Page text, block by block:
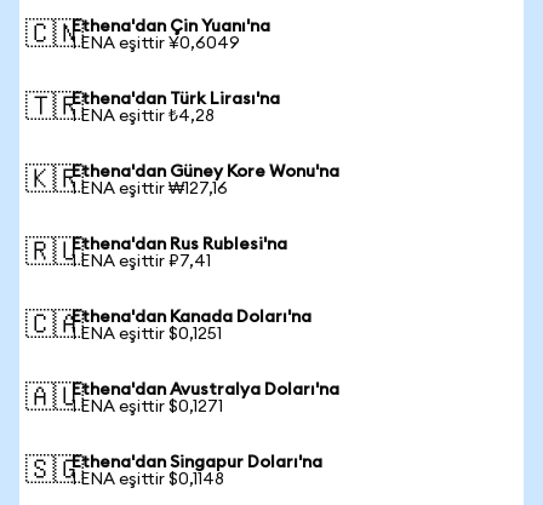
🇨🇳Ethena'dan Çin Yuanı'na
1 ENA eşittir ¥0,6049
🇹🇷Ethena'dan Türk Lirası'na
1 ENA eşittir ₺4,28
🇰🇷Ethena'dan Güney Kore Wonu'na
1 ENA eşittir ₩127,16
🇷🇺Ethena'dan Rus Rublesi'na
1 ENA eşittir ₽7,41
🇨🇦Ethena'dan Kanada Doları'na
1 ENA eşittir $0,1251
🇦🇺Ethena'dan Avustralya Doları'na
1 ENA eşittir $0,1271
🇸🇬Ethena'dan Singapur Doları'na
1 ENA eşittir $0,1148